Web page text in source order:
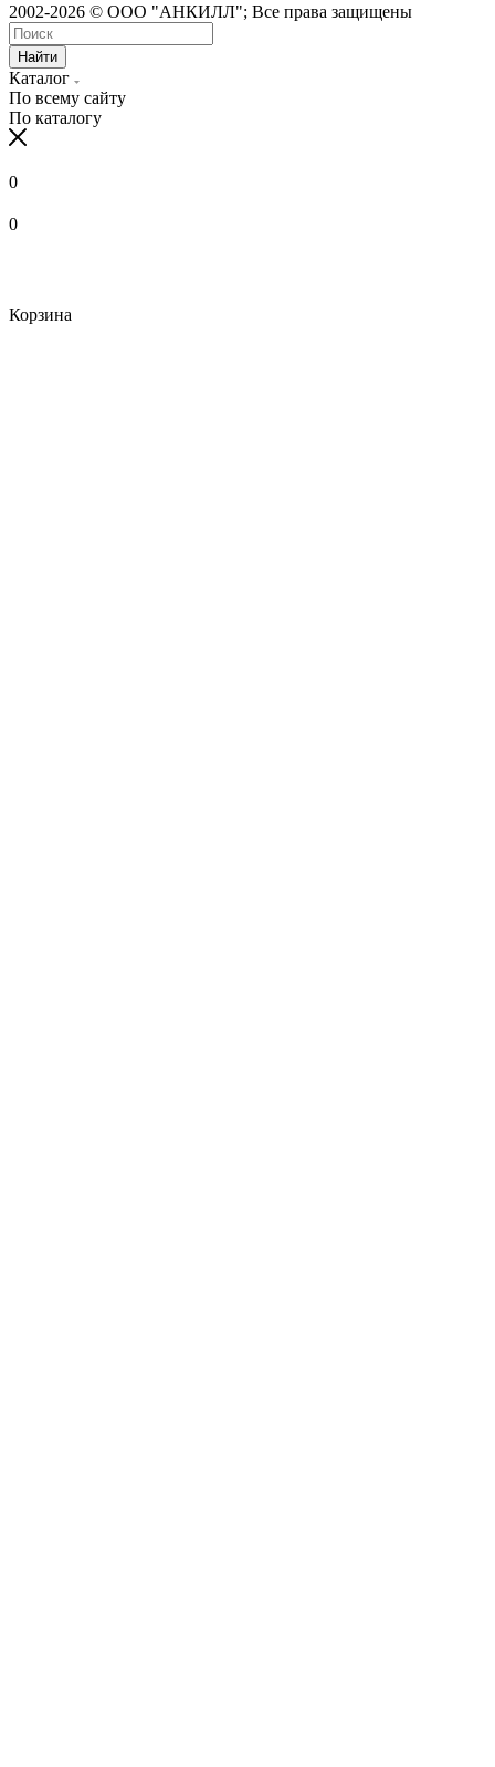
2002-2026 © ООО "АНКИЛЛ"; Все права защищены
Найти
Каталог
По всему сайту
По каталогу
0
0
Корзина